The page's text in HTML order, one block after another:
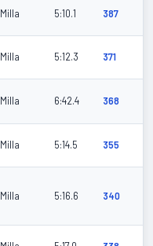
Milla 5:10.1 387
Milla 5:12.3 371
Milla 6:42.4 368
Milla 5:14.5 355
Milla 5:16.6 340